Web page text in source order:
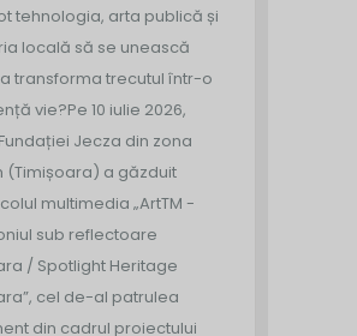
tehnologia, arta publică și
locală să se unească
transforma trecutul într-o
vie?Pe 10 iulie 2026,
Jecza din zona
(Timișoara) a găzduit
multimedia „ArtTM -
sub reflectoare
/ Spotlight Heritage
cel de-al patrulea
din cadrul proiectului